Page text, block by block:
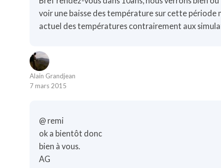
voir une baisse des température sur cette période
actuel des températures contrairement aux
Alain Grandjean
7 mars 2015
@ remi
ok a bientôt donc
bien à vous.
AG